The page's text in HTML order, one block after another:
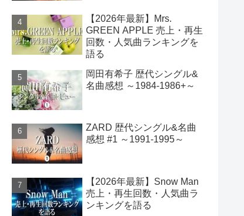
【2026年最新】Mrs.
GREEN APPLE 売上・再生
回数・人気曲ランキングを
語る
岡田有希子 歴代シングル&
名曲感想 ～1984-1986+～
ZARD 歴代シングル&名曲
感想 #1 ～1991-1995～
【2026年最新】Snow Man
売上・再生回数・人気曲ラ
ンキングを語る